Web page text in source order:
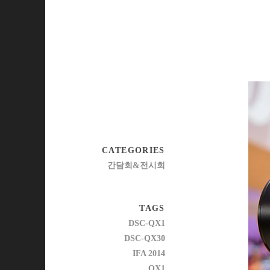
CATEGORIES
간담회&전시회
TAGS
DSC-QX1
DSC-QX30
IFA 2014